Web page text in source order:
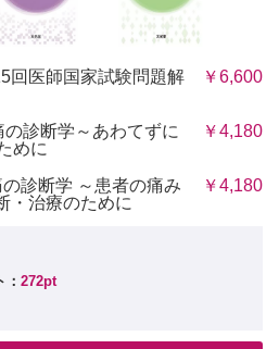
医師国家試験問題解
￥6,600
診断学～あわてずに
めに
￥4,180
診断学 ～患者の痛み
・治療のために
￥4,180
272pt